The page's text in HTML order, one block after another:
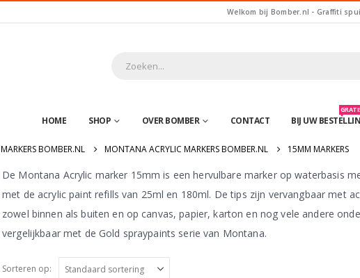
Welkom bij Bomber.nl - Graffiti
HOME SHOP OVER BOMBER CONTACT BIJ UW
MARKERS BOMBER.NL MONTANA ACRYLIC MARKERS BOMBER.NL 15MM MARKERS
De Montana Acrylic marker 15mm is een hervulbare marker op waterbasis
met de acrylic paint refills van 25ml en 180ml. De tips zijn vervangbaar met
zowel binnen als buiten en op canvas, papier, karton en nog vele andere
vergelijkbaar met de Gold spraypaints serie van Montana.
Sorteren op: